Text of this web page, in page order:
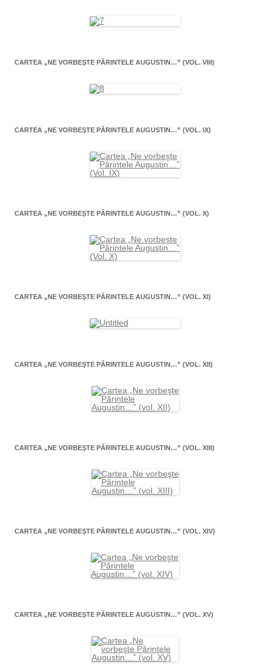
CARTEA „NE VORBEŞTE PĂRINTELE AUGUSTIN…” (VOL. VIII)
CARTEA „NE VORBEŞTE PĂRINTELE AUGUSTIN…” (VOL. IX)
CARTEA „NE VORBEŞTE PĂRINTELE AUGUSTIN…” (VOL. X)
CARTEA „NE VORBEŞTE PĂRINTELE AUGUSTIN…” (VOL. XI)
CARTEA „NE VORBEŞTE PĂRINTELE AUGUSTIN…” (VOL. XII)
CARTEA „NE VORBEŞTE PĂRINTELE AUGUSTIN…” (VOL. XIII)
CARTEA „NE VORBEŞTE PĂRINTELE AUGUSTIN…” (VOL. XIV)
CARTEA „NE VORBEŞTE PĂRINTELE AUGUSTIN…” (VOL. XV)